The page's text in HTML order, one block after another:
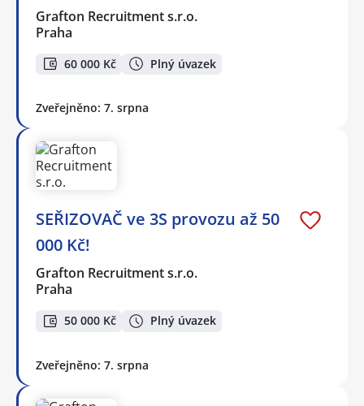
Grafton Recruitment s.r.o.
Praha
60 000 Kč Plný úvazek
Zveřejněno: 7. srpna
SEŘIZOVAČ ve 3S provozu až 50
000 Kč!
Grafton Recruitment s.r.o.
Praha
50 000 Kč Plný úvazek
Zveřejněno: 7. srpna